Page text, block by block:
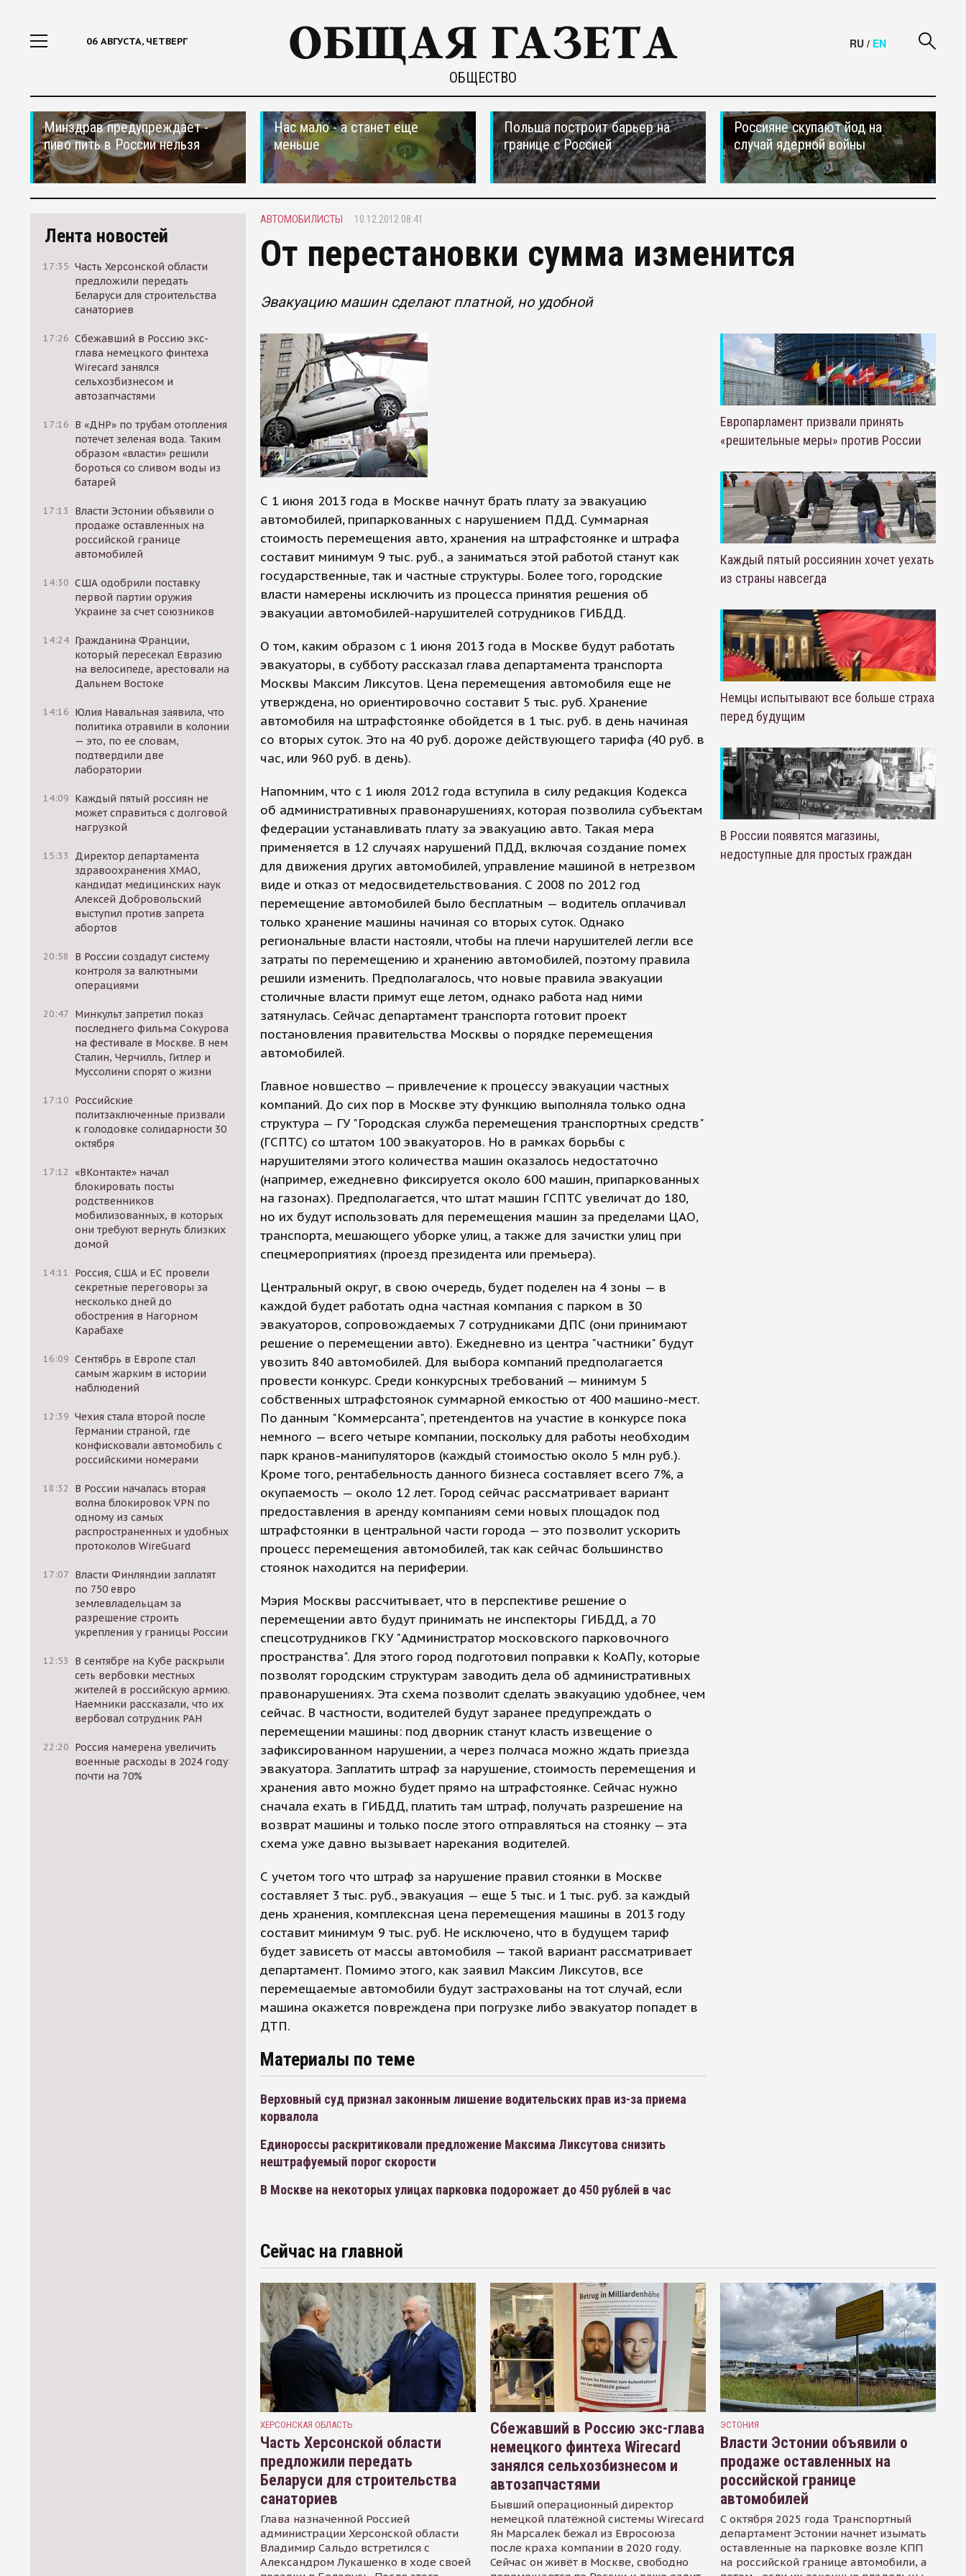
06 АВГУСТА, ЧЕТВЕРГ
ОБЩЕСТВО
RU / EN
Минздрав предупреждает -
пиво пить в России нельзя
Нас мало - а станет еще
меньше
Польша построит барьер на
границе с Россией
Россияне скупают йод на
случай ядерной войны
Лента новостей
17:35 Часть Херсонской области
предложили передать
Беларуси для строительства
санаториев
17:26 Сбежавший в Россию экс-
глава немецкого финтеха
Wirecard занялся
сельхозбизнесом и
автозапчастями
17:16 В «ДНР» по трубам отопления
потечет зеленая вода. Таким
образом «власти» решили
бороться со сливом воды из
батарей
17:13
Власти Эстонии объявили о
продаже оставленных на
российской границе
автомобилей
14:30 США одобрили поставку
первой партии оружия
Украине за счет союзников
14:24 Гражданина Франции,
который пересекал Евразию
на велосипеде, арестовали на
Дальнем Востоке
14:16 Юлия Навальная заявила, что
политика отравили в колонии
— это, по ее словам,
подтвердили две
лаборатории
14:09 Каждый пятый россиян не
может справиться с долговой
нагрузкой
15:33
Директор департамента
здравоохранения ХМАО,
кандидат медицинских наук
Алексей Добровольский
выступил против запрета
абортов
20:58
В России создадут систему
контроля за валютными
операциями
20:47 Минкульт запретил показ
последнего фильма Сокурова
на фестивале в Москве. В нем
Сталин, Черчилль, Гитлер и
Муссолини спорят о жизни
17:10 Российские
политзаключенные призвали
к голодовке солидарности 30
октября
17:12 «ВКонтакте» начал
блокировать посты
родственников
мобилизованных, в которых
они требуют вернуть близких
домой
14:11
Россия, США и ЕС провели
секретные переговоры за
несколько дней до
обострения в Нагорном
Карабахе
16:09 Сентябрь в Европе стал
самым жарким в истории
наблюдений
12:39 Чехия стала второй после
Германии страной, где
конфисковали автомобиль с
российскими номерами
18:32
В России началась вторая
волна блокировок VPN по
одному из самых
распространенных и удобных
протоколов WireGuard
17:07 Власти Финляндии заплатят
по 750 евро
землевладельцам за
разрешение строить
укрепления у границы России
12:53
В сентябре на Кубе раскрыли
сеть вербовки местных
жителей в российскую армию.
Наемники рассказали, что их
вербовал сотрудник РАН
22:20 Россия намерена увеличить
военные расходы в 2024 году
почти на 70%
АВТОМОБИЛИСТЫ 10.12.2012 08:41
От перестановки сумма изменится
Эвакуацию машин сделают платной, но удобной
С 1 июня 2013 года в Москве начнут брать плату за эвакуацию
автомобилей, припаркованных с нарушением ПДД. Суммарная
стоимость перемещения авто, хранения на штрафстоянке и штрафа
составит минимум 9 тыс. руб., а заниматься этой работой станут как
государственные, так и частные структуры. Более того, городские
власти намерены исключить из процесса принятия решения об
эвакуации автомобилей-нарушителей сотрудников ГИБДД.
О том, каким образом с 1 июня 2013 года в Москве будут работать
эвакуаторы, в субботу рассказал глава департамента транспорта
Москвы Максим Ликсутов. Цена перемещения автомобиля еще не
утверждена, но ориентировочно составит 5 тыс. руб. Хранение
автомобиля на штрафстоянке обойдется в 1 тыс. руб. в день начиная
со вторых суток. Это на 40 руб. дороже действующего тарифа (40 руб. в
час, или 960 руб. в день).
Напомним, что с 1 июля 2012 года вступила в силу редакция Кодекса
об административных правонарушениях, которая позволила субъектам
федерации устанавливать плату за эвакуацию авто. Такая мера
применяется в 12 случаях нарушений ПДД, включая создание помех
для движения других автомобилей, управление машиной в нетрезвом
виде и отказ от медосвидетельствования. С 2008 по 2012 год
перемещение автомобилей было бесплатным — водитель оплачивал
только хранение машины начиная со вторых суток. Однако
региональные власти настояли, чтобы на плечи нарушителей легли все
затраты по перемещению и хранению автомобилей, поэтому правила
решили изменить. Предполагалось, что новые правила эвакуации
столичные власти примут еще летом, однако работа над ними
затянулась. Сейчас департамент транспорта готовит проект
постановления правительства Москвы о порядке перемещения
автомобилей.
Главное новшество — привлечение к процессу эвакуации частных
компаний. До сих пор в Москве эту функцию выполняла только одна
структура — ГУ "Городская служба перемещения транспортных средств"
(ГСПТС) со штатом 100 эвакуаторов. Но в рамках борьбы с
нарушителями этого количества машин оказалось недостаточно
(например, ежедневно фиксируется около 600 машин, припаркованных
на газонах). Предполагается, что штат машин ГСПТС увеличат до 180,
но их будут использовать для перемещения машин за пределами ЦАО,
транспорта, мешающего уборке улиц, а также для зачистки улиц при
спецмероприятиях (проезд президента или премьера).
Центральный округ, в свою очередь, будет поделен на 4 зоны — в
каждой будет работать одна частная компания с парком в 30
эвакуаторов, сопровождаемых 7 сотрудниками ДПС (они принимают
решение о перемещении авто). Ежедневно из центра "частники" будут
увозить 840 автомобилей. Для выбора компаний предполагается
провести конкурс. Среди конкурсных требований — минимум 5
собственных штрафстоянок суммарной емкостью от 400 машино-мест.
По данным "Коммерсанта", претендентов на участие в конкурсе пока
немного — всего четыре компании, поскольку для работы необходим
парк кранов-манипуляторов (каждый стоимостью около 5 млн руб.).
Кроме того, рентабельность данного бизнеса составляет всего 7%, а
окупаемость — около 12 лет. Город сейчас рассматривает вариант
предоставления в аренду компаниям семи новых площадок под
штрафстоянки в центральной части города — это позволит ускорить
процесс перемещения автомобилей, так как сейчас большинство
стоянок находится на периферии.
Мэрия Москвы рассчитывает, что в перспективе решение о
перемещении авто будут принимать не инспекторы ГИБДД, а 70
спецсотрудников ГКУ "Администратор московского парковочного
пространства". Для этого город подготовил поправки к КоАПу, которые
позволят городским структурам заводить дела об административных
правонарушениях. Эта схема позволит сделать эвакуацию удобнее, чем
сейчас. В частности, водителей будут заранее предупреждать о
перемещении машины: под дворник станут класть извещение о
зафиксированном нарушении, а через полчаса можно ждать приезда
эвакуатора. Заплатить штраф за нарушение, стоимость перемещения и
хранения авто можно будет прямо на штрафстоянке. Сейчас нужно
сначала ехать в ГИБДД, платить там штраф, получать разрешение на
возврат машины и только после этого отправляться на стоянку — эта
схема уже давно вызывает нарекания водителей.
С учетом того что штраф за нарушение правил стоянки в Москве
составляет 3 тыс. руб., эвакуация — еще 5 тыс. и 1 тыс. руб. за каждый
день хранения, комплексная цена перемещения машины в 2013 году
составит минимум 9 тыс. руб. Не исключено, что в будущем тариф
будет зависеть от массы автомобиля — такой вариант рассматривает
департамент. Помимо этого, как заявил Максим Ликсутов, все
перемещаемые автомобили будут застрахованы на тот случай, если
машина окажется повреждена при погрузке либо эвакуатор попадет в
ДТП.
Материалы по теме
Верховный суд признал законным лишение водительских прав из-за приема
корвалола
Единороссы раскритиковали предложение Максима Ликсутова снизить
нештрафуемый порог скорости
В Москве на некоторых улицах парковка подорожает до 450 рублей в час
Европарламент призвали принять
«решительные меры» против России
Каждый пятый россиянин хочет уехать
из страны навсегда
Немцы испытывают все больше страха
перед будущим
В России появятся магазины,
недоступные для простых граждан
Сейчас на главной
ХЕРСОНСКАЯ ОБЛАСТЬ
Часть Херсонской области
предложили передать
Беларуси для строительства
санаториев
Глава назначенной Россией
администрации Херсонской области
Владимир Сальдо встретился с
Александром Лукашенко в ходе своей
Сбежавший в Россию экс-глава
немецкого финтеха Wirecard
занялся сельхозбизнесом и
автозапчастями
Бывший операционный директор
немецкой платёжной системы Wirecard
Ян Марсалек бежал из Евросоюза
после краха компании в 2020 году.
Сейчас он живёт в Москве, свободно
ЭСТОНИЯ
Власти Эстонии объявили о
продаже оставленных на
российской границе
автомобилей
С октября 2025 года Транспортный
департамент Эстонии начнет изымать
оставленные на парковке возле КПП
на российской границе автомобили, а